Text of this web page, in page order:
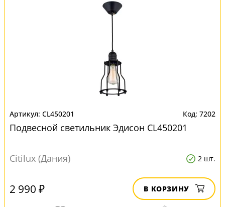
CL450201 7202
Подвесной светильник Эдисон CL450201
Citilux (Дания) 2 шт.
2 990 ₽ В КОРЗИНУ